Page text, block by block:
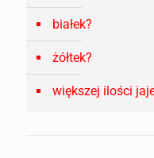
białek?
żółtek?
większej ilości